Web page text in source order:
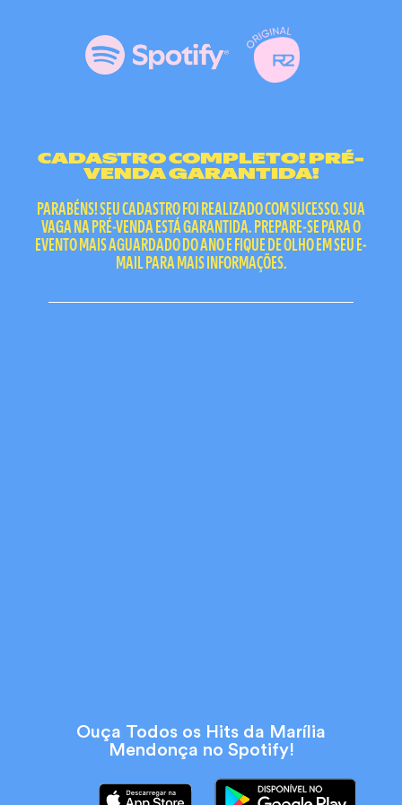
CADASTRO COMPLETO! PRÉ-
VENDA GARANTIDA!
PARABÉNS! SEU CADASTRO FOI REALIZADO COM SUCESSO. SUA
VAGA NA PRÉ-VENDA ESTÁ GARANTIDA. PREPARE-SE PARA O
EVENTO MAIS AGUARDADO DO ANO E FIQUE DE OLHO EM SEU E-
MAIL PARA MAIS INFORMAÇÕES.
Ouça Todos os Hits da Marília
Mendonça no Spotify!